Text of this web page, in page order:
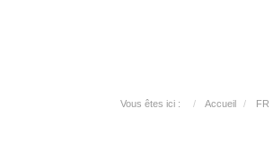
Vous êtes ici : Accueil FR